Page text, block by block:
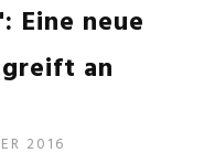
Eine neue
an
2016